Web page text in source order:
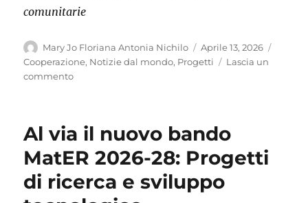
comunitarie
Autore
Mary Jo Floriana Antonia Nichilo
Pubblicato
il
Aprile 13, 2026
Cooperazione, Notizie dal mondo, Progetti
Lascia un
commentosu
Meno
Più
Opportunità:
seconda
Al via il nuovo bando
MatER 2026-28: Progetti
di ricerca e sviluppo